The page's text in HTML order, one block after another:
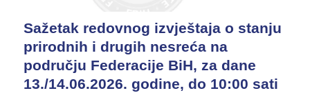
Sažetak redovnog izvještaja o stanju
prirodnih i drugih nesreća na
području Federacije BiH, za dane
13./14.06.2026. godine, do 10:00 sati